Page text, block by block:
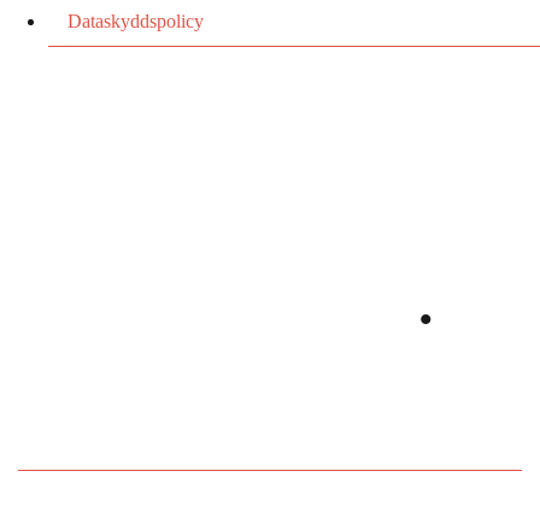
Dataskyddspolicy
.